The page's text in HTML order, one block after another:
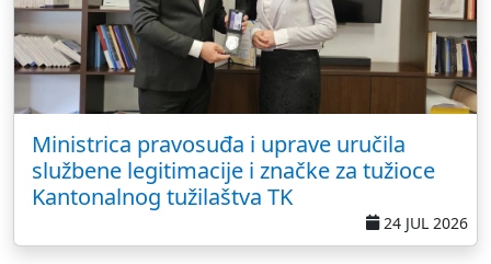
Ministrica pravosuđa i uprave uručila
službene legitimacije i značke za tužioce
Kantonalnog tužilaštva TK
24 JUL 2026